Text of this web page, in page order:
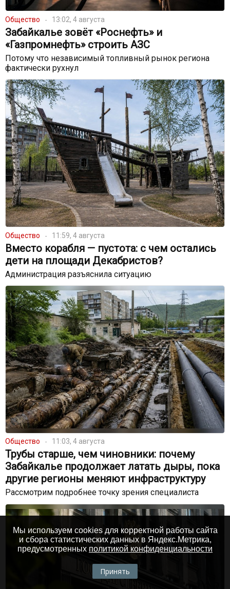
Общество 13:02, 4 августа
Забайкалье зовёт «Роснефть» и
«Газпромнефть» строить АЗС
Потому что независимый топливный рынок региона
фактически рухнул
Общество 11:59, 4 августа
Вместо корабля — пустота: с чем остались
дети на площади Декабристов?
Администрация разъяснила ситуацию
Общество 11:03, 4 августа
Трубы старше, чем чиновники: почему
Забайкалье продолжает латать дыры, пока
другие регионы меняют инфраструктуру
Рассмотрим подробнее точку зрения специалиста
Мы используем cookies для корректной работы сайта
и сбора статистических данных в Яндекс.Метрика,
предусмотренных политикой конфиденциальности
Принять